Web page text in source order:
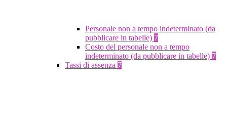
Personale non a tempo indeterminato (da
pubblicare in tabelle) 7
Costo del personale non a tempo
indeterminato (da pubblicare in tabelle) 7
Tassi di assenza 7